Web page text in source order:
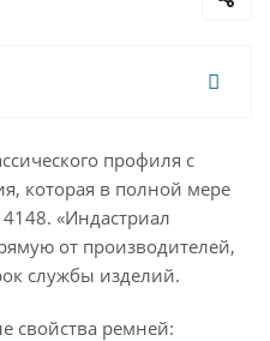
профиля с
которая в полной мере
4148. «Индастриал
от производителей,
службы изделий.
свойства ремней: